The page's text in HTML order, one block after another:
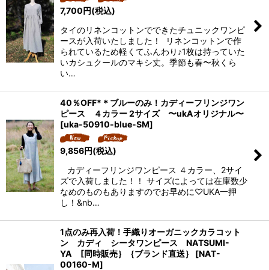
7,700円(税込)
タイのリネンコットンでできたチュニックワンピ
ースが入荷いたしました！ リネンコットンで作
られているため軽くてふんわり♪1枚は持っていた
いカシュクールのマキシ丈。季節も春〜秋くら
い…
40％OFF*＊ブルーのみ！カディーフリンジワン
ピース ４カラー 2サイズ 〜ukAオリジナル〜
[uka-50910-blue-SM]
9,856円(税込)
カディーフリンジワンピース ４カラー、2サイ
ズで入荷しました！！ サイズによっては在庫数少
なめのものもありますのでお早めに♡UKA一押
し！&nb…
1点のみ再入荷！手織りオーガニックカラコット
ン カディ シータワンピース NATSUMI-
YA [同時販売｝｛ブランド直送｝
[NAT-
00160-M]